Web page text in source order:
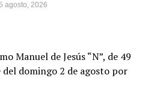
agosto, 2026
Manuel de Jesús “N”, de 49
domingo 2 de agosto por